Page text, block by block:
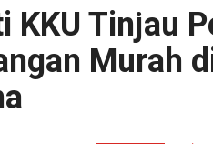
KKU Tinjau
Murah